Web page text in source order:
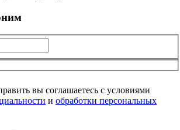
вы соглашаетесь с условиями
и обработки персональных